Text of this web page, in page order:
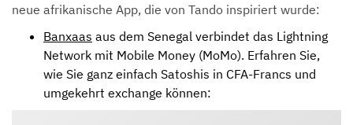
neue afrikanische App, die von Tando inspiriert wurde:
Banxaas aus dem Senegal verbindet das Lightning
Network mit Mobile Money (MoMo). Erfahren Sie,
wie Sie ganz einfach Satoshis in CFA-Francs und
umgekehrt exchange können: